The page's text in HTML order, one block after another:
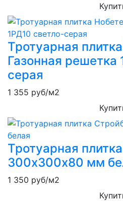
Тротуарная
Газонная решетка
серая
1 355 руб/м2
Тротуарная
300х300х80 мм
1 350 руб/м2